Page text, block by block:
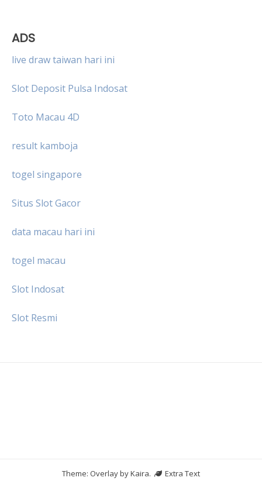
ADS
live draw taiwan hari ini
Slot Deposit Pulsa Indosat
Toto Macau 4D
result kamboja
togel singapore
Situs Slot Gacor
data macau hari ini
togel macau
Slot Indosat
Slot Resmi
Theme: Overlay byKaira.
Extra Text